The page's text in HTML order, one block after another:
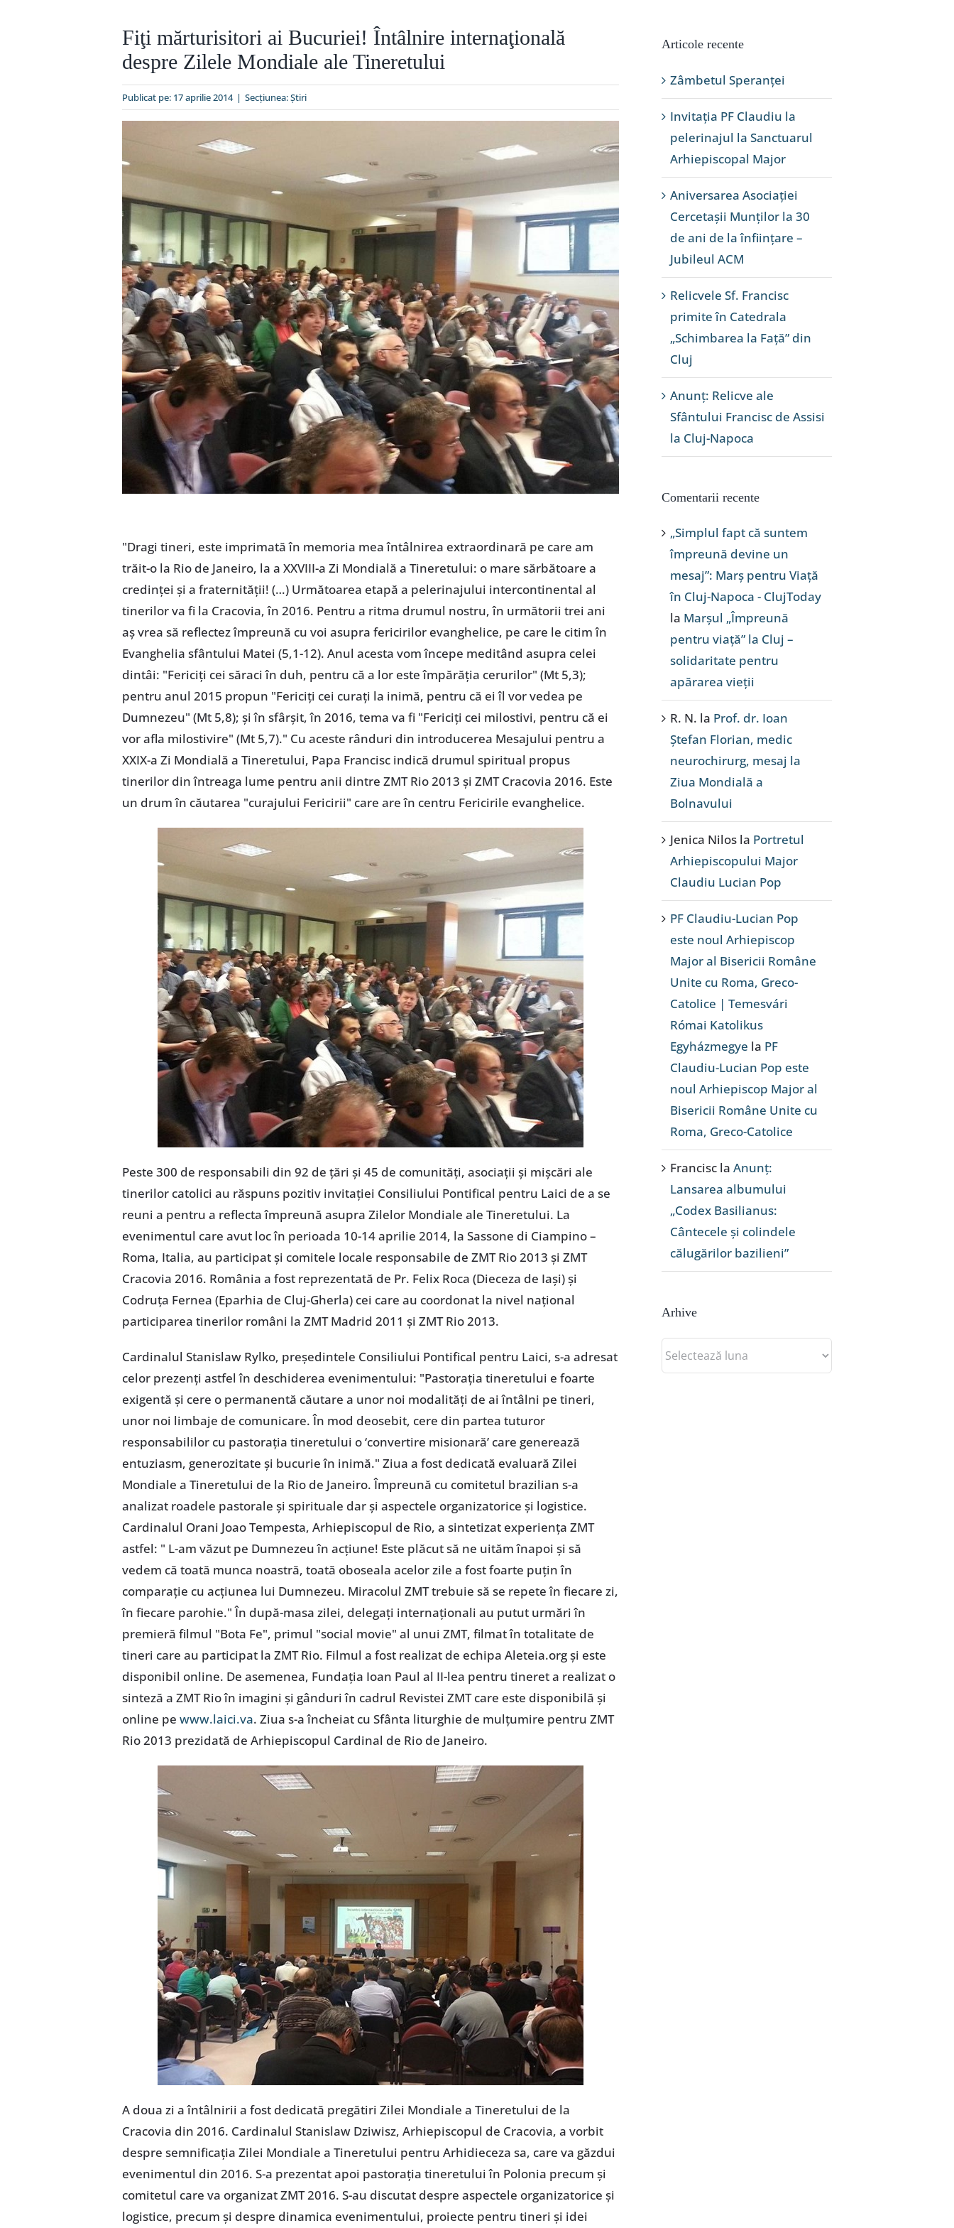
Fiţi mărturisitori ai Bucuriei! Întâlnire internaţională
despre Zilele Mondiale ale Tineretului
Publicat pe: 17 aprilie 2014 | Secțiunea:Ştiri
"Dragi tineri, este imprimată în memoria mea întâlnirea extraordinară pe care am
trăit-o la Rio de Janeiro, la a XXVIII-a Zi Mondială a Tineretului: o mare sărbătoare a
credinţei şi a fraternităţii! (…) Următoarea etapă a pelerinajului intercontinental al
tinerilor va fi la Cracovia, în 2016. Pentru a ritma drumul nostru, în următorii trei ani
aş vrea să reflectez împreună cu voi asupra fericirilor evanghelice, pe care le citim în
Evanghelia sfântului Matei (5,1-12). Anul acesta vom începe meditând asupra celei
dintâi: "Fericiţi cei săraci în duh, pentru că a lor este împărăţia cerurilor" (Mt 5,3);
pentru anul 2015 propun "Fericiţi cei curaţi la inimă, pentru că ei îl vor vedea pe
Dumnezeu" (Mt 5,8); şi în sfârşit, în 2016, tema va fi "Fericiţi cei milostivi, pentru că ei
vor afla milostivire" (Mt 5,7)." Cu aceste rânduri din introducerea Mesajului pentru a
XXIX-a Zi Mondială a Tineretului, Papa Francisc indică drumul spiritual propus
tinerilor din întreaga lume pentru anii dintre ZMT Rio 2013 şi ZMT Cracovia 2016. Este
un drum în căutarea "curajului Fericirii" care are în centru Fericirile evanghelice.
Peste 300 de responsabili din 92 de ţări şi 45 de comunităţi, asociaţii şi mişcări ale
tinerilor catolici au răspuns pozitiv invitaţiei Consiliului Pontifical pentru Laici de a se
reuni a pentru a reflecta împreună asupra Zilelor Mondiale ale Tineretului. La
evenimentul care avut loc în perioada 10-14 aprilie 2014, la Sassone di Ciampino –
Roma, Italia, au participat şi comitele locale responsabile de ZMT Rio 2013 şi ZMT
Cracovia 2016. România a fost reprezentată de Pr. Felix Roca (Dieceza de Iaşi) şi
Codruţa Fernea (Eparhia de Cluj-Gherla) cei care au coordonat la nivel naţional
participarea tinerilor români la ZMT Madrid 2011 şi ZMT Rio 2013.
Cardinalul Stanislaw Rylko, preşedintele Consiliului Pontifical pentru Laici, s-a adresat
celor prezenţi astfel în deschiderea evenimentului: "Pastoraţia tineretului e foarte
exigentă şi cere o permanentă căutare a unor noi modalităţi de ai întâlni pe tineri,
unor noi limbaje de comunicare. În mod deosebit, cere din partea tuturor
responsabililor cu pastoraţia tineretului o ‘convertire misionară’ care generează
entuziasm, generozitate şi bucurie în inimă." Ziua a fost dedicată evaluară Zilei
Mondiale a Tineretului de la Rio de Janeiro. Împreună cu comitetul brazilian s-a
analizat roadele pastorale şi spirituale dar şi aspectele organizatorice şi logistice.
Cardinalul Orani Joao Tempesta, Arhiepiscopul de Rio, a sintetizat experienţa ZMT
astfel: " L-am văzut pe Dumnezeu în acţiune! Este plăcut să ne uităm înapoi şi să
vedem că toată munca noastră, toată oboseala acelor zile a fost foarte puţin în
comparaţie cu acţiunea lui Dumnezeu. Miracolul ZMT trebuie să se repete în fiecare zi,
în fiecare parohie." În după-masa zilei, delegaţi internaţionali au putut urmări în
premieră filmul "Bota Fe", primul "social movie" al unui ZMT, filmat în totalitate de
tineri care au participat la ZMT Rio. Filmul a fost realizat de echipa Aleteia.org şi este
disponibil online. De asemenea, Fundaţia Ioan Paul al II-lea pentru tineret a realizat o
sinteză a ZMT Rio în imagini şi gânduri în cadrul Revistei ZMT care este disponibilă şi
online pe www.laici.va. Ziua s-a încheiat cu Sfânta liturghie de mulţumire pentru ZMT
Rio 2013 prezidată de Arhiepiscopul Cardinal de Rio de Janeiro.
A doua zi a întâlnirii a fost dedicată pregătiri Zilei Mondiale a Tineretului de la
Cracovia din 2016. Cardinalul Stanislaw Dziwisz, Arhiepiscopul de Cracovia, a vorbit
despre semnificaţia Zilei Mondiale a Tineretului pentru Arhidieceza sa, care va găzdui
evenimentul din 2016. S-a prezentat apoi pastoraţia tineretului în Polonia precum şi
comitetul care va organizat ZMT 2016. S-au discutat despre aspectele organizatorice şi
logistice, precum şi despre dinamica evenimentului, proiecte pentru tineri şi idei
Articole recente
Zâmbetul Speranței
Invitația PF Claudiu la
pelerinajul la Sanctuarul
Arhiepiscopal Major
Aniversarea Asociației
Cercetașii Munților la 30
de ani de la înființare –
Jubileul ACM
Relicvele Sf. Francisc
primite în Catedrala
„Schimbarea la Față” din
Cluj
Anunț: Relicve ale
Sfântului Francisc de Assisi
la Cluj-Napoca
Comentarii recente
„Simplul fapt că suntem
împreună devine un
mesaj”: Marș pentru Viață
în Cluj-Napoca - ClujToday
la Marșul „Împreună
pentru viață” la Cluj –
solidaritate pentru
apărarea vieții
R. N. la Prof. dr. Ioan
Ștefan Florian, medic
neurochirurg, mesaj la
Ziua Mondială a
Bolnavului
Jenica Nilos la Portretul
Arhiepiscopului Major
Claudiu Lucian Pop
PF Claudiu-Lucian Pop
este noul Arhiepiscop
Major al Bisericii Române
Unite cu Roma, Greco-
Catolice | Temesvári
Római Katolikus
Egyházmegye la PF
Claudiu-Lucian Pop este
noul Arhiepiscop Major al
Bisericii Române Unite cu
Roma, Greco-Catolice
Francisc la Anunț:
Lansarea albumului
„Codex Basilianus:
Cântecele și colindele
călugărilor bazilieni”
Arhive
Arhive